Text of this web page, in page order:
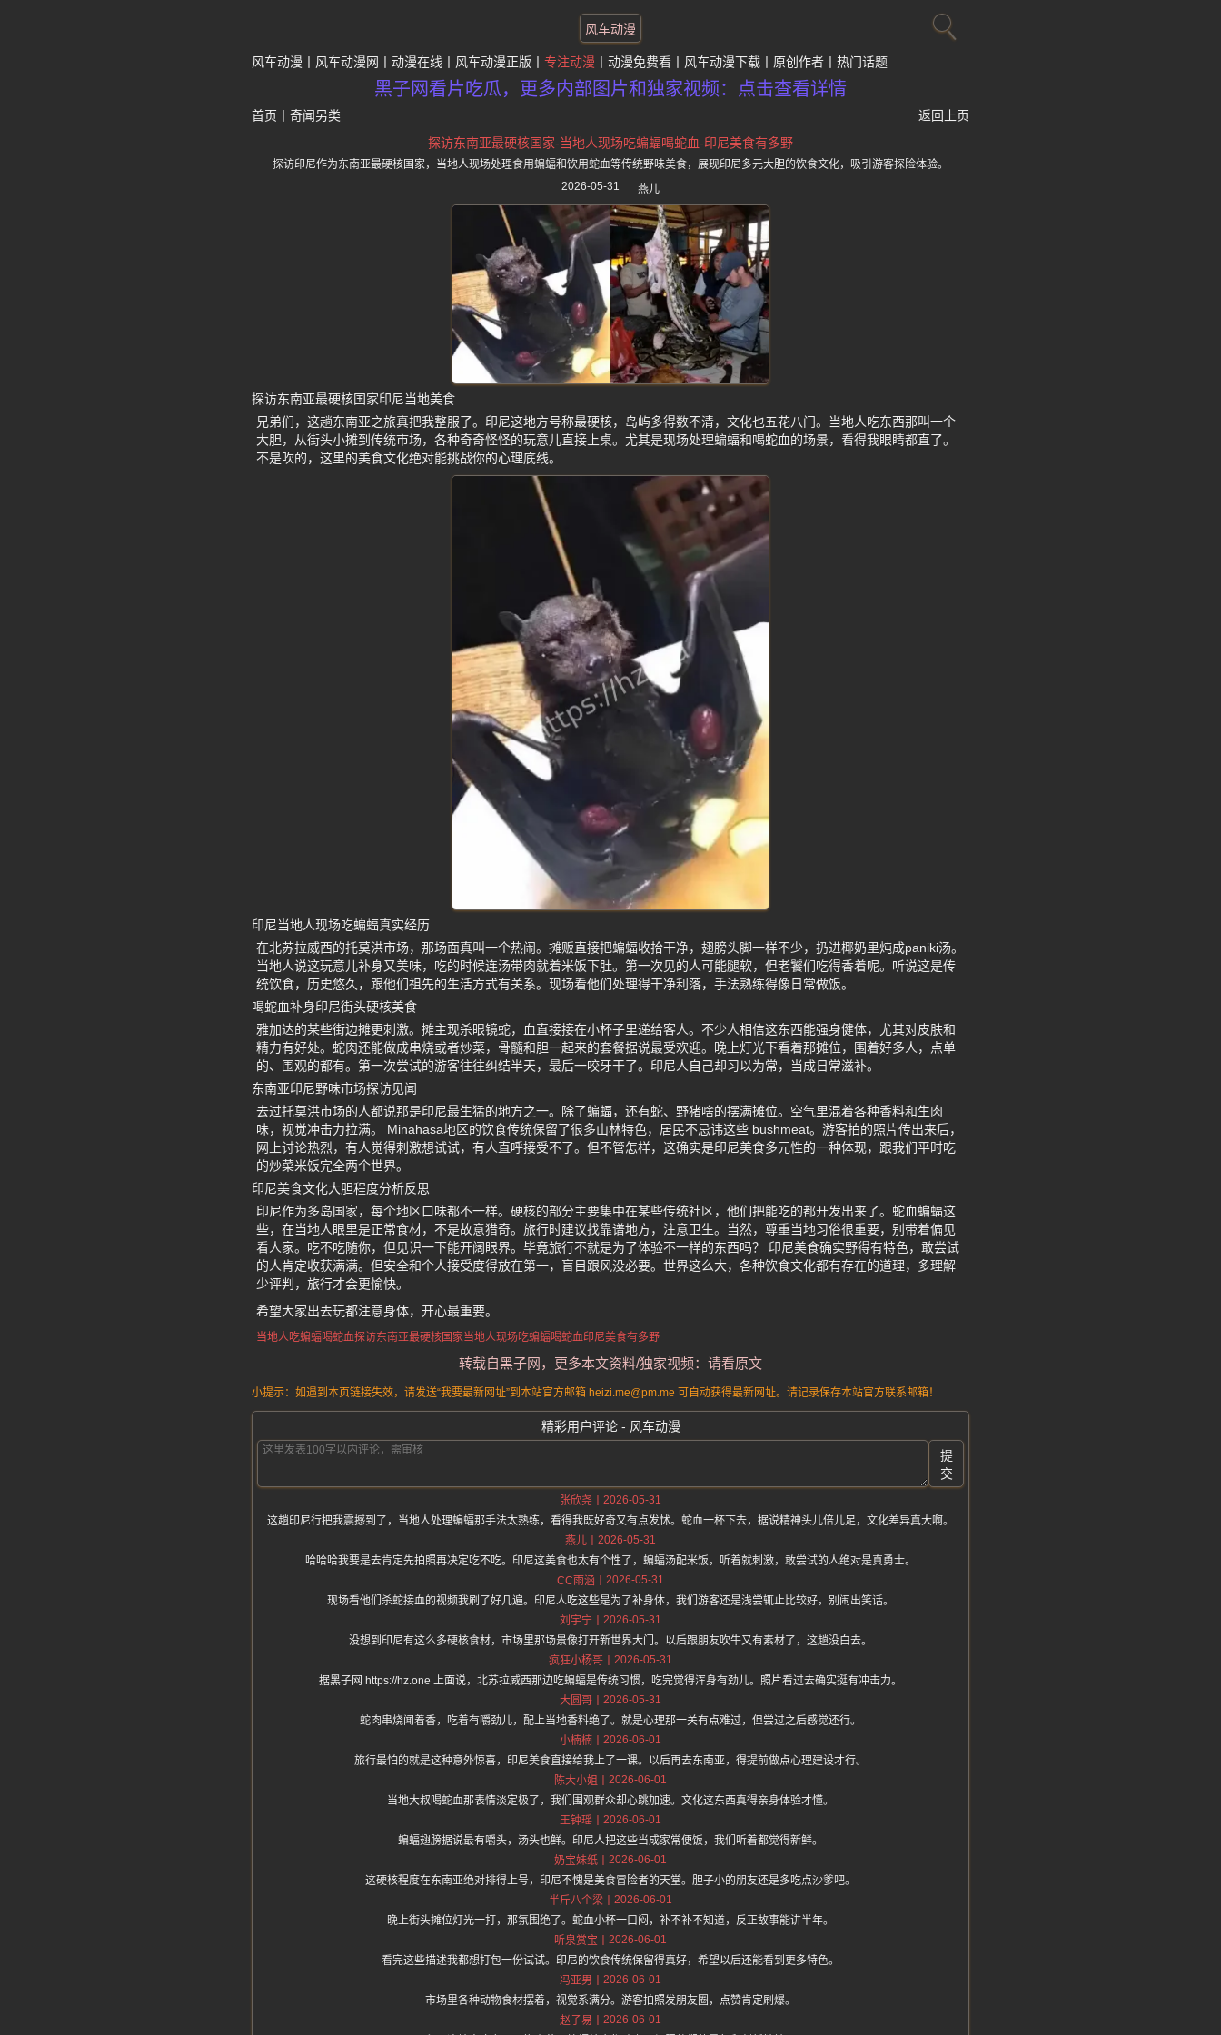
风车动漫
风车动漫 风车动漫网 动漫在线 风车动漫正版 专注动漫 动漫免费看 风车动漫下载 原创作者 热门话题
黑子网看片吃瓜，更多内部图片和独家视频：点击查看详情
首页 奇闻另类
返回上页
探访东南亚最硬核国家-当地人现场吃蝙蝠喝蛇血-印尼美食有多野
探访印尼作为东南亚最硬核国家，当地人现场处理食用蝙蝠和饮用蛇血等传统野味美食，展现印尼多元大胆的饮食文化，吸引游客探险体验。
2026-05-31
燕儿
探访东南亚最硬核国家印尼当地美食
兄弟们，这趟东南亚之旅真把我整服了。印尼这地方号称最硬核，岛屿多得数不清，文化也五花八门。当地人吃东西那叫一个
大胆，从街头小摊到传统市场，各种奇奇怪怪的玩意儿直接上桌。尤其是现场处理蝙蝠和喝蛇血的场景，看得我眼睛都直了。
不是吹的，这里的美食文化绝对能挑战你的心理底线。
印尼当地人现场吃蝙蝠真实经历
在北苏拉威西的托莫洪市场，那场面真叫一个热闹。摊贩直接把蝙蝠收拾干净，翅膀头脚一样不少，扔进椰奶里炖成paniki汤。
当地人说这玩意儿补身又美味，吃的时候连汤带肉就着米饭下肚。第一次见的人可能腿软，但老饕们吃得香着呢。听说这是传
统饮食，历史悠久，跟他们祖先的生活方式有关系。现场看他们处理得干净利落，手法熟练得像日常做饭。
喝蛇血补身印尼街头硬核美食
雅加达的某些街边摊更刺激。摊主现杀眼镜蛇，血直接接在小杯子里递给客人。不少人相信这东西能强身健体，尤其对皮肤和
精力有好处。蛇肉还能做成串烧或者炒菜，骨髓和胆一起来的套餐据说最受欢迎。晚上灯光下看着那摊位，围着好多人，点单
的、围观的都有。第一次尝试的游客往往纠结半天，最后一咬牙干了。印尼人自己却习以为常，当成日常滋补。
东南亚印尼野味市场探访见闻
去过托莫洪市场的人都说那是印尼最生猛的地方之一。除了蝙蝠，还有蛇、野猪啥的摆满摊位。空气里混着各种香料和生肉
味，视觉冲击力拉满。 Minahasa地区的饮食传统保留了很多山林特色，居民不忌讳这些 bushmeat。游客拍的照片传出来后，
网上讨论热烈，有人觉得刺激想试试，有人直呼接受不了。但不管怎样，这确实是印尼美食多元性的一种体现，跟我们平时吃
的炒菜米饭完全两个世界。
印尼美食文化大胆程度分析反思
印尼作为多岛国家，每个地区口味都不一样。硬核的部分主要集中在某些传统社区，他们把能吃的都开发出来了。蛇血蝙蝠这
些，在当地人眼里是正常食材，不是故意猎奇。旅行时建议找靠谱地方，注意卫生。当然，尊重当地习俗很重要，别带着偏见
看人家。吃不吃随你，但见识一下能开阔眼界。毕竟旅行不就是为了体验不一样的东西吗？ 印尼美食确实野得有特色，敢尝试
的人肯定收获满满。但安全和个人接受度得放在第一，盲目跟风没必要。世界这么大，各种饮食文化都有存在的道理，多理解
少评判，旅行才会更愉快。
希望大家出去玩都注意身体，开心最重要。
当地人吃蝙蝠喝蛇血探访东南亚最硬核国家当地人现场吃蝙蝠喝蛇血印尼美食有多野
转载自黑子网，更多本文资料/独家视频：请看原文
小提示：如遇到本页链接失效，请发送“我要最新网址”到本站官方邮箱 heizi.me@pm.me 可自动获得最新网址。请记录保存本站官方联系邮箱！
精彩用户评论 - 风车动漫
提
交
张欣尧
2026-05-31
这趟印尼行把我震撼到了，当地人处理蝙蝠那手法太熟练，看得我既好奇又有点发怵。蛇血一杯下去，据说精神头儿倍儿足，文化差异真大啊。
燕儿
2026-05-31
哈哈哈我要是去肯定先拍照再决定吃不吃。印尼这美食也太有个性了，蝙蝠汤配米饭，听着就刺激，敢尝试的人绝对是真勇士。
CC雨涵
2026-05-31
现场看他们杀蛇接血的视频我刷了好几遍。印尼人吃这些是为了补身体，我们游客还是浅尝辄止比较好，别闹出笑话。
刘宇宁
2026-05-31
没想到印尼有这么多硬核食材，市场里那场景像打开新世界大门。以后跟朋友吹牛又有素材了，这趟没白去。
疯狂小杨哥
2026-05-31
据黑子网 https://hz.one 上面说，北苏拉威西那边吃蝙蝠是传统习惯，吃完觉得浑身有劲儿。照片看过去确实挺有冲击力。
大圆哥
2026-05-31
蛇肉串烧闻着香，吃着有嚼劲儿，配上当地香料绝了。就是心理那一关有点难过，但尝过之后感觉还行。
小楠楠
2026-06-01
旅行最怕的就是这种意外惊喜，印尼美食直接给我上了一课。以后再去东南亚，得提前做点心理建设才行。
陈大小姐
2026-06-01
当地大叔喝蛇血那表情淡定极了，我们围观群众却心跳加速。文化这东西真得亲身体验才懂。
王钟瑶
2026-06-01
蝙蝠翅膀据说最有嚼头，汤头也鲜。印尼人把这些当成家常便饭，我们听着都觉得新鲜。
奶宝妹纸
2026-06-01
这硬核程度在东南亚绝对排得上号，印尼不愧是美食冒险者的天堂。胆子小的朋友还是多吃点沙爹吧。
半斤八个梁
2026-06-01
晚上街头摊位灯光一打，那氛围绝了。蛇血小杯一口闷，补不补不知道，反正故事能讲半年。
听泉赏宝
2026-06-01
看完这些描述我都想打包一份试试。印尼的饮食传统保留得真好，希望以后还能看到更多特色。
冯亚男
2026-06-01
市场里各种动物食材摆着，视觉系满分。游客拍照发朋友圈，点赞肯定刷爆。
赵子易
2026-06-01